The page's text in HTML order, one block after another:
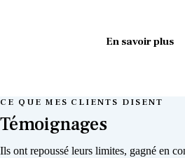
En savoir plus
CE QUE MES CLIENTS DISENT
Témoignages
Ils ont repoussé leurs limites, gagné en